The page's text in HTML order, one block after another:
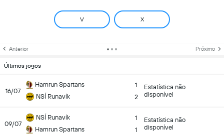
V X
Anterior Próximo
Últimos jogos
16/07
Hamrun Spartans
NSÍ Runavík
1
2
Estatística não
disponível
09/07
NSÍ Runavík
Hamrun Spartans
1
1
Estatística não
disponível